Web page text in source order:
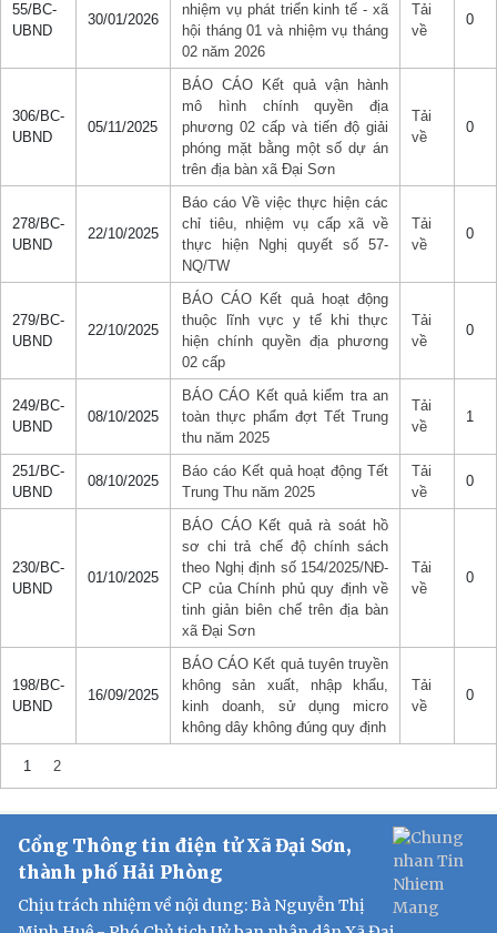
55/BC-
UBND
30/01/2026
nhiệm vụ phát triển kinh tế - xã
hội tháng 01 và nhiệm vụ tháng
02 năm 2026
Tải
về
0
306/BC-
UBND
05/11/2025
BÁO CÁO Kết quả vận hành
mô hình chính quyền địa
phương 02 cấp và tiến độ giải
phóng mặt bằng một số dự án
trên địa bàn xã Đại Sơn
Tải
về
0
278/BC-
UBND
22/10/2025
Báo cáo Về việc thực hiện các
chỉ tiêu, nhiệm vụ cấp xã về
thực hiện Nghị quyết số 57-
NQ/TW
Tải
về
0
279/BC-
UBND
22/10/2025
BÁO CÁO Kết quả hoạt động
thuộc lĩnh vực y tế khi thực
hiện chính quyền địa phương
02 cấp
Tải
về
0
249/BC-
UBND
08/10/2025
BÁO CÁO Kết quả kiểm tra an
toàn thực phẩm đợt Tết Trung
thu năm 2025
Tải
về
1
251/BC-
UBND
08/10/2025
Báo cáo Kết quả hoạt động Tết
Trung Thu năm 2025
Tải
về
0
230/BC-
UBND
01/10/2025
BÁO CÁO Kết quả rà soát hồ
sơ chi trả chế độ chính sách
theo Nghị định số 154/2025/NĐ-
CP của Chính phủ quy định về
tinh giản biên chế trên địa bàn
xã Đại Sơn
Tải
về
0
198/BC-
UBND
16/09/2025
BÁO CÁO Kết quả tuyên truyền
không sản xuất, nhập khẩu,
kinh doanh, sử dụng micro
không dây không đúng quy định
Tải
về
0
1 2
Cổng Thông tin điện tử Xã Đại Sơn,
thành phố Hải Phòng
Chịu trách nhiệm về nội dung: Bà Nguyễn Thị